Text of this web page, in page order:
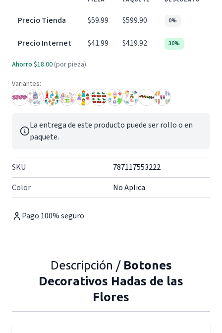
Precio Tienda $59.99 $599.90 0%
Precio Internet $41.99 $419.92 30%
Ahorro $18.00 (por pieza)
Variantes:
La entrega de este producto puede ser rollo o en
paquete.
SKU
787117553222
Color
No Aplica
Pago 100% seguro
Descripción / Botones
Decorativos Hadas de las
Flores